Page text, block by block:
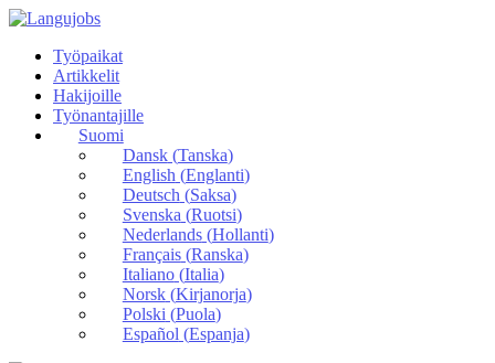
Työpaikat
Artikkelit
Hakijoille
Työnantajille
Suomi
Dansk(Tanska)
English (Englanti)
Deutsch (Saksa)
Svenska (Ruotsi)
Nederlands(Hollanti)
Français(Ranska)
Italiano(Italia)
Norsk(Kirjanorja)
Polski (Puola)
Español (Espanja)